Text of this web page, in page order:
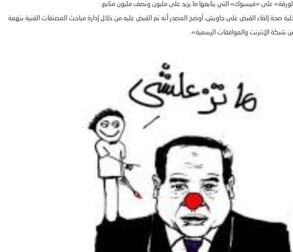
الورقة» على «فيسبوك» التي يتابعها ما يزيد على مليون ونصف مليون متابع.
صحة إلقاء القبض على جاويش، أوضح المصدر أنه تم القبض عليه من خلال إدارة مباحث المصنفات الفنية بتهمة
شبكة الإنترنت والموافقات الرسمية».